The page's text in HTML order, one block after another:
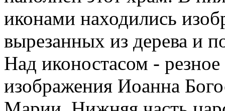
иконами находились
вырезанных из дерева и
Над иконостасом -
изображения Иоанна